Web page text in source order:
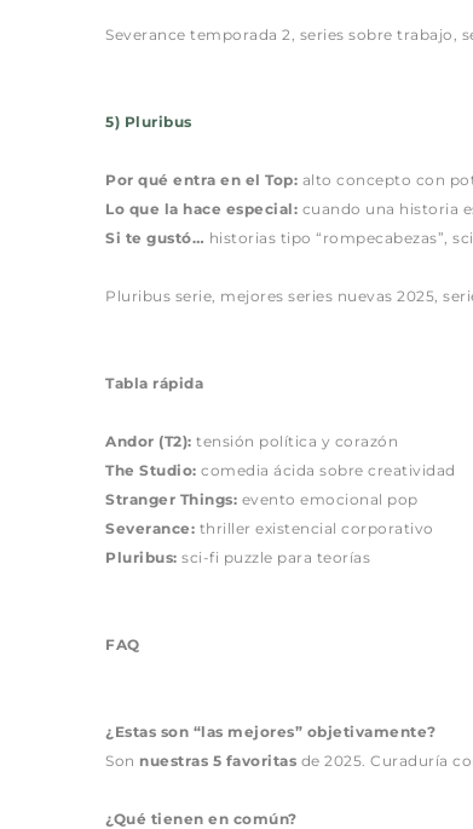
Severance temporada 2, series sobre trabajo,
5) Pluribus
Por qué entra en el Top: alto concepto con
Lo que la hace especial: cuando una historia
Si te gustó… historias tipo “rompecabezas”,
Pluribus serie, mejores series nuevas 2025,
Tabla rápida
Andor (T2): tensión política y corazón
The Studio: comedia ácida sobre creatividad
Stranger Things: evento emocional pop
Severance: thriller existencial corporativo
Pluribus: sci-fi puzzle para teorías
FAQ
¿Estas son “las mejores” objetivamente?
Son nuestras 5 favoritas de 2025. Curaduría
¿Qué tienen en común?